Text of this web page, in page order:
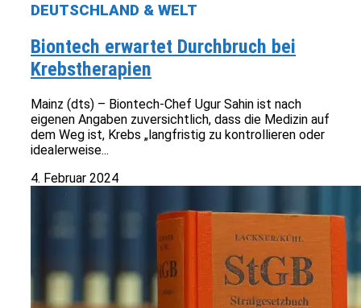
DEUTSCHLAND & WELT
Biontech erwartet Durchbruch bei
Krebstherapien
Mainz (dts) – Biontech-Chef Ugur Sahin ist nach
eigenen Angaben zuversichtlich, dass die Medizin auf
dem Weg ist, Krebs „langfristig zu kontrollieren oder
idealerweise...
4. Februar 2024